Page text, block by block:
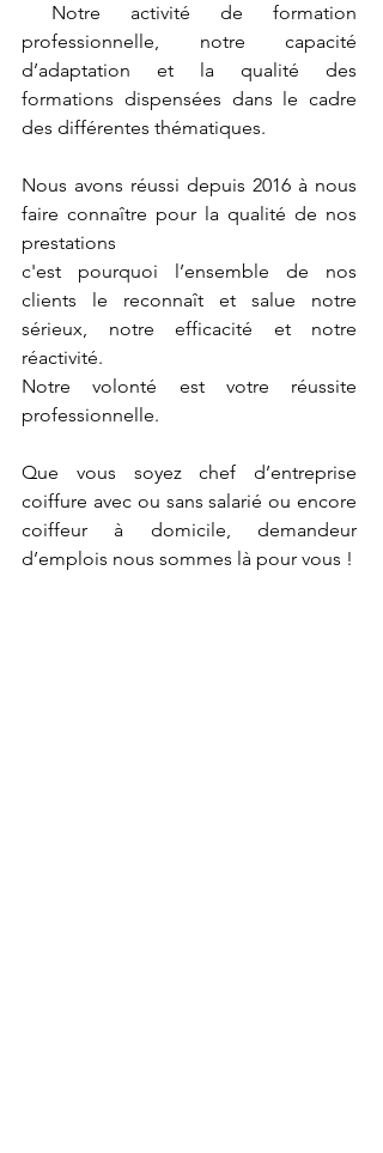
Notre activité de formation
professionnelle, notre capacité
d’adaptation et la qualité des
formations dispensées dans le cadre
des différentes thématiques.
Nous avons réussi depuis 2016 à nous
faire connaître pour la qualité de nos
prestations
c'est pourquoi l’ensemble de nos
clients le reconnaît et salue notre
sérieux, notre efficacité et notre
réactivité.
Notre volonté est votre réussite
professionnelle.
Que vous soyez chef d’entreprise
coiffure avec ou sans salarié ou encore
coiffeur à domicile, demandeur
d’emplois nous sommes là pour vous !